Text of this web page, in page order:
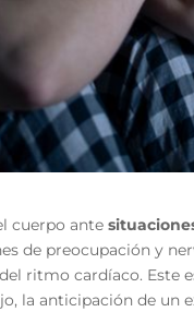
cuerpo ante
de preocupación y
ritmo cardíaco. Este
la anticipación de un